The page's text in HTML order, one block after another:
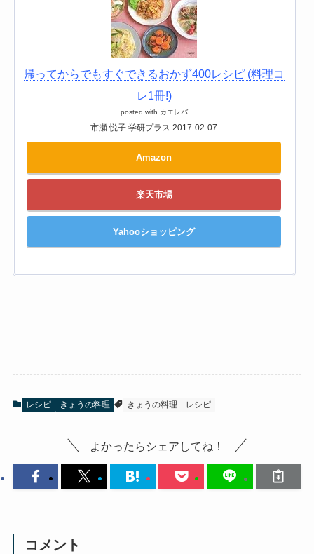
帰ってからでもすぐできるおかず400レシピ (料理コ
レ1冊!)
posted with カエレバ
市瀬 悦子 学研プラス 2017-02-07
Amazon
楽天市場
Yahooショッピング
レシピ きょうの料理 きょうの料理 レシピ
よかったらシェアしてね！
コメント